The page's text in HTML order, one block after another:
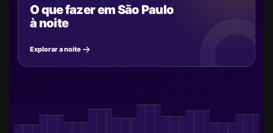
O que fazer em São Paulo
à noite
Explorar a noite